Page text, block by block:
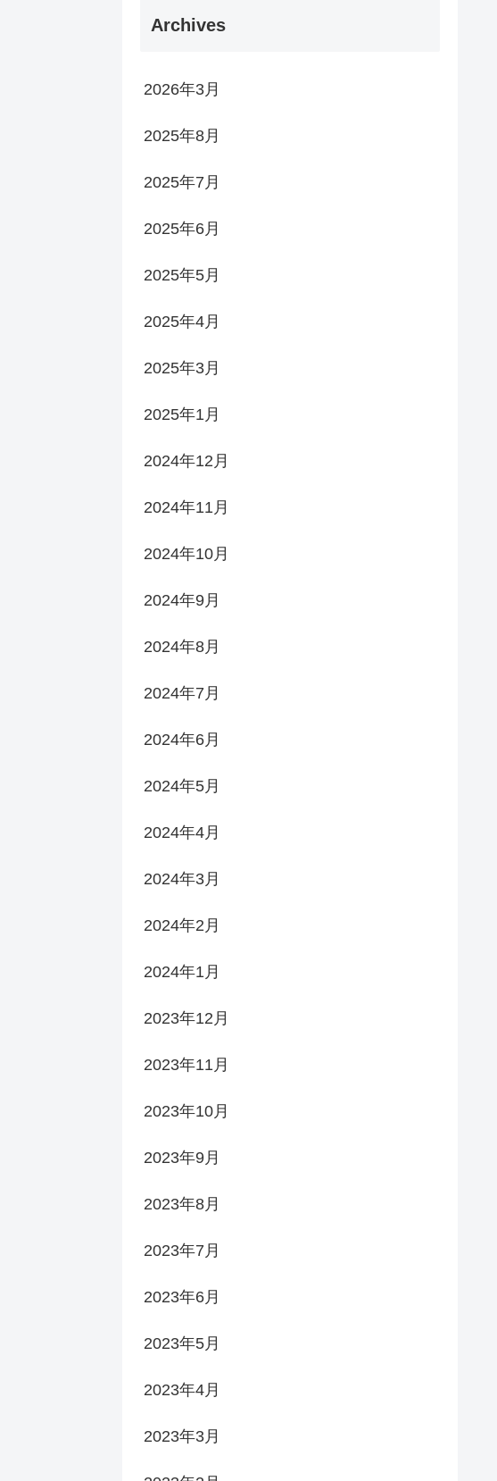
Archives
2026年3月
2025年8月
2025年7月
2025年6月
2025年5月
2025年4月
2025年3月
2025年1月
2024年12月
2024年11月
2024年10月
2024年9月
2024年8月
2024年7月
2024年6月
2024年5月
2024年4月
2024年3月
2024年2月
2024年1月
2023年12月
2023年11月
2023年10月
2023年9月
2023年8月
2023年7月
2023年6月
2023年5月
2023年4月
2023年3月